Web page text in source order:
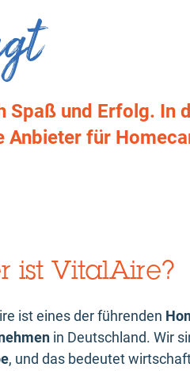
und Erfolg. In
für
ist VitalAire?
ist eines der führenden
in Deutschland. Wir
, und das bedeutet